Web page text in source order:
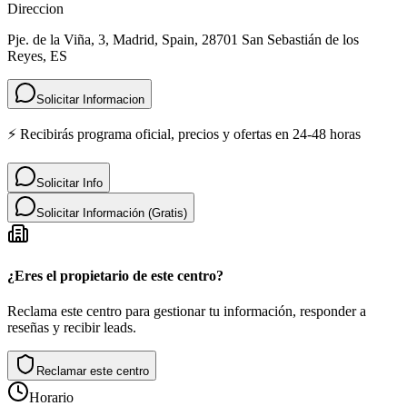
Direccion
Pje. de la Viña, 3, Madrid, Spain, 28701 San Sebastián de los
Reyes, ES
Solicitar Informacion
⚡ Recibirás programa oficial, precios y ofertas en 24-48 horas
Solicitar Info
Solicitar Información (Gratis)
¿Eres el propietario de este centro?
Reclama este centro para gestionar tu información, responder a
reseñas y recibir leads.
Reclamar este centro
Horario